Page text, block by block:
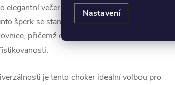
Nastavení
elegantní večerní šaty nebo ležérní denní
šperk se stane nepostradatelnou součástí
přičemž dodá každému outfitu nádech
je tento choker ideální volbou pro